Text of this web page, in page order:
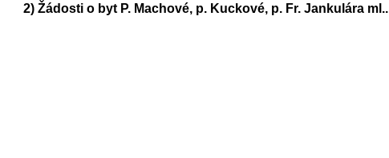
2) Žádosti o byt P. Machové, p. Kuckové, p. Fr. Jankulára ml..